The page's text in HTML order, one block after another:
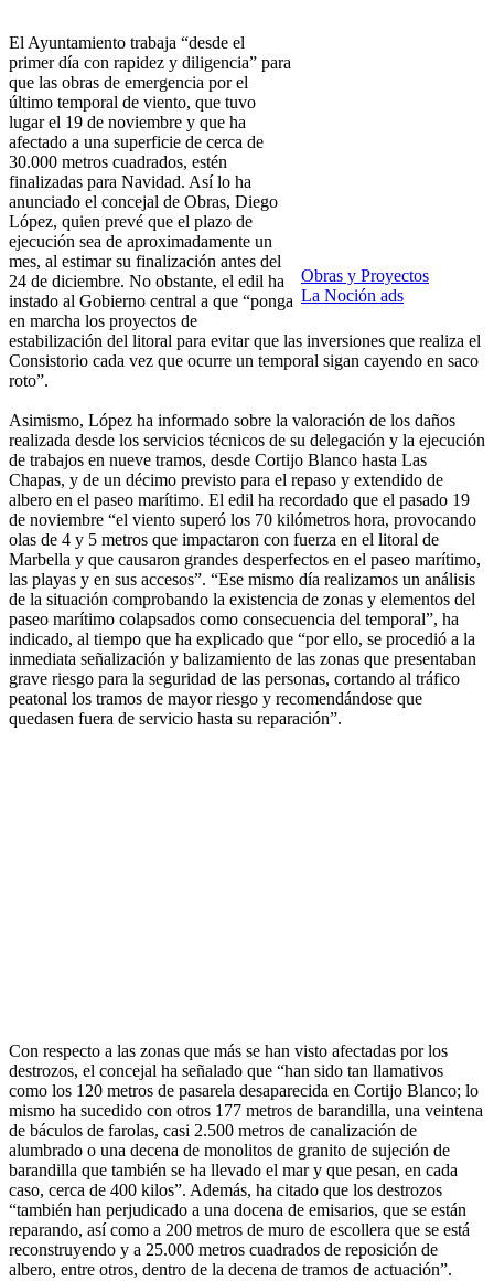
Obras y Proyectos
La Noción ads
El Ayuntamiento trabaja “desde el
primer día con rapidez y diligencia” para
que las obras de emergencia por el
último temporal de viento, que tuvo
lugar el 19 de noviembre y que ha
afectado a una superficie de cerca de
30.000 metros cuadrados, estén
finalizadas para Navidad. Así lo ha
anunciado el concejal de Obras, Diego
López, quien prevé que el plazo de
ejecución sea de aproximadamente un
mes, al estimar su finalización antes del
24 de diciembre. No obstante, el edil ha
instado al Gobierno central a que “ponga
en marcha los proyectos de
estabilización del litoral para evitar que las inversiones que realiza el
Consistorio cada vez que ocurre un temporal sigan cayendo en saco
roto”.
Asimismo, López ha informado sobre la valoración de los daños
realizada desde los servicios técnicos de su delegación y la ejecución
de trabajos en nueve tramos, desde Cortijo Blanco hasta Las
Chapas, y de un décimo previsto para el repaso y extendido de
albero en el paseo marítimo. El edil ha recordado que el pasado 19
de noviembre “el viento superó los 70 kilómetros hora, provocando
olas de 4 y 5 metros que impactaron con fuerza en el litoral de
Marbella y que causaron grandes desperfectos en el paseo marítimo,
las playas y en sus accesos”. “Ese mismo día realizamos un análisis
de la situación comprobando la existencia de zonas y elementos del
paseo marítimo colapsados como consecuencia del temporal”, ha
indicado, al tiempo que ha explicado que “por ello, se procedió a la
inmediata señalización y balizamiento de las zonas que presentaban
grave riesgo para la seguridad de las personas, cortando al tráfico
peatonal los tramos de mayor riesgo y recomendándose que
quedasen fuera de servicio hasta su reparación”.
Con respecto a las zonas que más se han visto afectadas por los
destrozos, el concejal ha señalado que “han sido tan llamativos
como los 120 metros de pasarela desaparecida en Cortijo Blanco; lo
mismo ha sucedido con otros 177 metros de barandilla, una veintena
de báculos de farolas, casi 2.500 metros de canalización de
alumbrado o una decena de monolitos de granito de sujeción de
barandilla que también se ha llevado el mar y que pesan, en cada
caso, cerca de 400 kilos”. Además, ha citado que los destrozos
“también han perjudicado a una docena de emisarios, que se están
reparando, así como a 200 metros de muro de escollera que se está
reconstruyendo y a 25.000 metros cuadrados de reposición de
albero, entre otros, dentro de la decena de tramos de actuación”.